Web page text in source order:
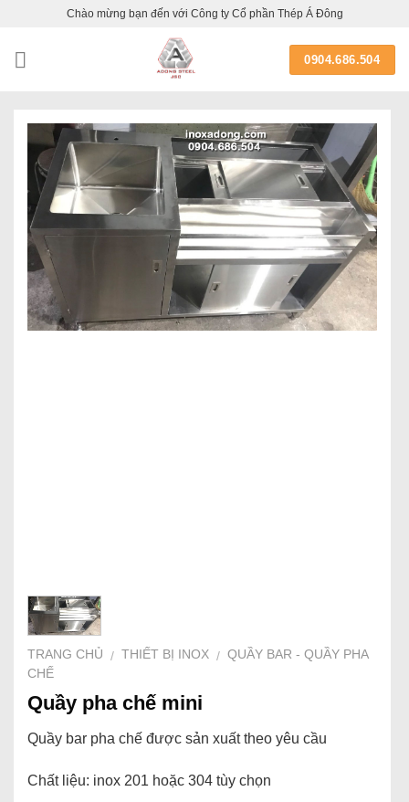
content
Chào mừng bạn đến với Công ty Cổ phần Thép Á Đông
0904.686.504
TRANG CHỦ / THIẾT BỊ INOX / QUẦY BAR - QUẦY PHA
CHẾ
Quầy pha chế mini
Quầy bar pha chế được sản xuất theo yêu cầu
Chất liệu: inox 201 hoặc 304 tùy chọn